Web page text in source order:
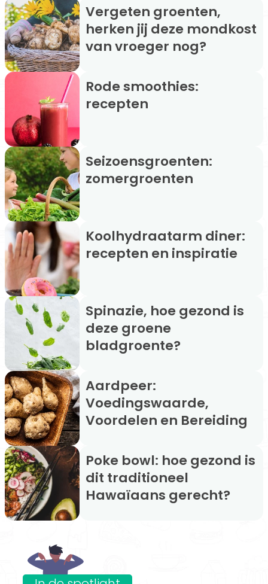
Vergeten groenten,
herken jij deze mondkost
van vroeger nog?
Rode smoothies:
recepten
Seizoensgroenten:
zomergroenten
Koolhydraatarm diner:
recepten en inspiratie
Spinazie, hoe gezond is
deze groene
bladgroente?
Aardpeer:
Voedingswaarde,
Voordelen en Bereiding
Poke bowl: hoe gezond is
dit traditioneel
Hawaïaans gerecht?